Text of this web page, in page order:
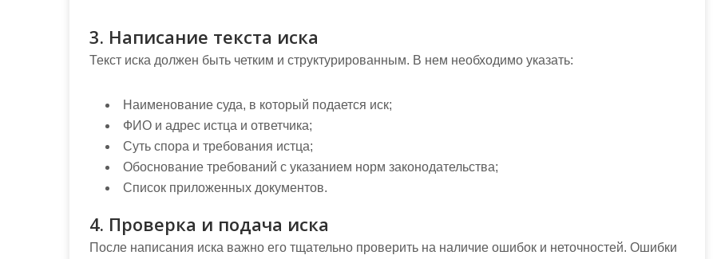
3. Написание текста иска
Текст иска должен быть четким и структурированным. В нем необходимо указать:
Наименование суда, в который подается иск;
ФИО и адрес истца и ответчика;
Суть спора и требования истца;
Обоснование требований с указанием норм законодательства;
Список приложенных документов.
4. Проверка и подача иска
После написания иска важно его тщательно проверить на наличие ошибок и неточностей. Ошибки